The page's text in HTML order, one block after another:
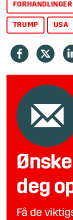
FORHANDLINGER
TRUMP USA
deg
Få de